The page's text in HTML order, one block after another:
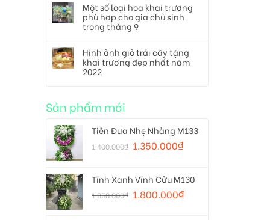
Một số loại hoa khai trương
phù hợp cho gia chủ sinh
trong tháng 9
Hình ảnh giỏ trái cây tặng
khai trương đẹp nhất năm
2022
Sản phẩm mới
Tiễn Đưa Nhẹ Nhàng M133
1.400.000₫ 1.350.000₫
Tĩnh Xanh Vĩnh Cửu M130
1.850.000₫ 1.800.000₫